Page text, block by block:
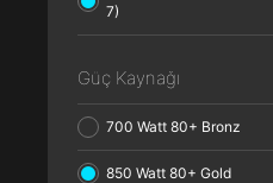
7)
Güç Kaynağı
700 Watt 80+ Bronz
850 Watt 80+ Gold